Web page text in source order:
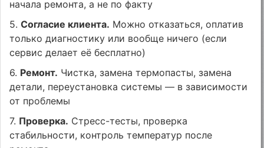
начала ремонта, а не по факту
5.Согласие клиента. Можно отказаться, оплатив
только диагностику или вообще ничего (если
сервис делает её бесплатно)
6. Ремонт. Чистка, замена термопасты, замена
детали, переустановка системы — в зависимости
от проблемы
7. Проверка. Стресс-тесты, проверка
стабильности, контроль температур после